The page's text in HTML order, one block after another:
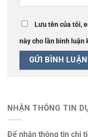
Lưu tên của tôi,
này cho lần bình luận
NHẬN THÔNG TIN
Để nhận thông tin chi